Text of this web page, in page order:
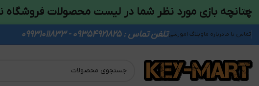
تماس با مادرباره ماوبلاگ اموزشیتلفن تماس : 09354921825 - 09931011833
چنانچه بازی مورد نظر شما در لیست محصولات فروشگاه